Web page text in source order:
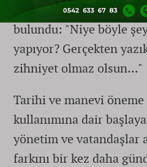
ederek, yerel
bulundu: "Niye böyle
yapıyor? Gerçekten
zihniyet olmaz olsun..."
Tarihi ve manevi
kullanımına dair
yönetim ve vatandaşlar
farkını bir kez daha